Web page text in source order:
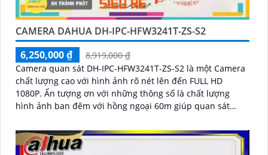
CAMERA DAHUA DH-IPC-HFW3241T-ZS-S2
6,250,000 ₫
8,919,000 ₫
Camera quan sát DH-IPC-HFW3241T-ZS-S2 là một Camera
chất lượng cao với hình ảnh rõ nét lên đến FULL HD
1080P. Ấn tượng ơn với những thông số là chất lượng
hình ảnh ban đêm với hồng ngoại 60m giúp quan sát